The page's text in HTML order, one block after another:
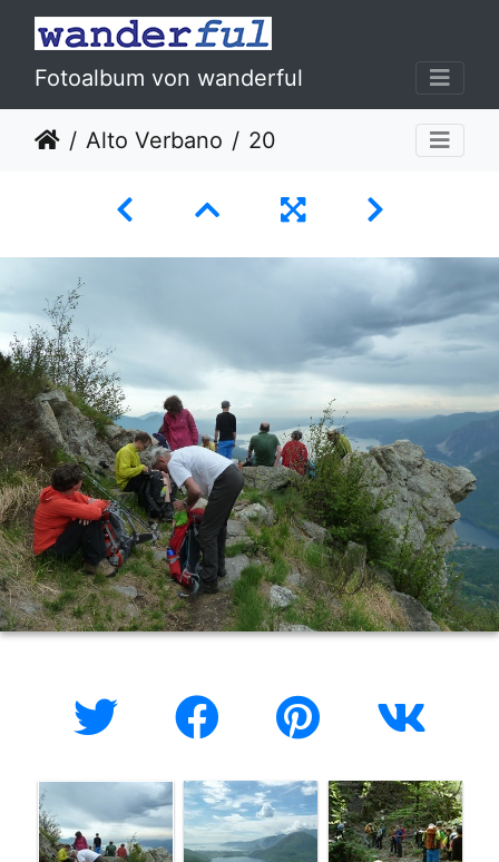
Fotoalbum von wanderful
Alto Verbano 20